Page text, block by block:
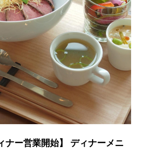
ナー営業開始】 ディナーメニ